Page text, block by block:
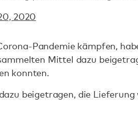
2020
Pandemie kämpfen,
Mittel dazu
konnten.
beigetragen, die Lieferung